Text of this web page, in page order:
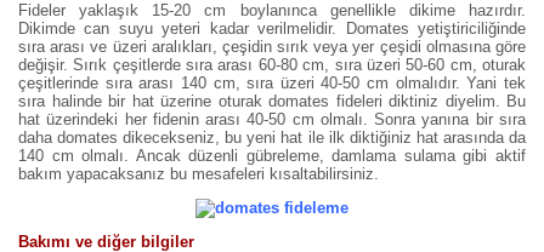
Fideler yaklaşık 15-20 cm boylanınca genellikle dikime hazırdır.
Dikimde can suyu yeteri kadar verilmelidir. Domates yetiştiriciliğinde
sıra arası ve üzeri aralıkları, çeşidin sırık veya yer çeşidi olmasına göre
değişir. Sırık çeşitlerde sıra arası 60-80 cm, sıra üzeri 50-60 cm, oturak
çeşitlerinde sıra arası 140 cm, sıra üzeri 40-50 cm olmalıdır. Yani tek
sıra halinde bir hat üzerine oturak domates fideleri diktiniz diyelim. Bu
hat üzerindeki her fidenin arası 40-50 cm olmalı. Sonra yanına bir sıra
daha domates dikecekseniz, bu yeni hat ile ilk diktiğiniz hat arasında da
140 cm olmalı. Ancak düzenli gübreleme, damlama sulama gibi aktif
bakım yapacaksanız bu mesafeleri kısaltabilirsiniz.
Bakımı ve diğer bilgiler